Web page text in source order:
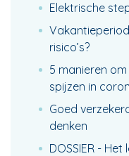
Elektrische
risico’s?
5 manieren
spijzen in
Goed
denken
DOSSIER -